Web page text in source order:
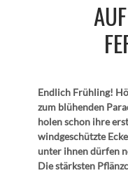
Endlich Frühling!
zum blühenden
holen schon ihre
windgeschützte
unter ihnen dürfen
Die stärksten